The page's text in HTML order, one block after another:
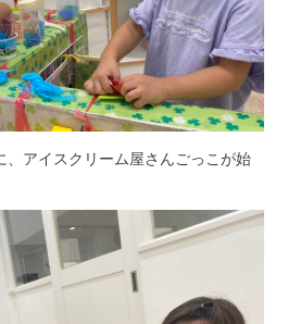
、アイスクリーム屋さんごっこが始